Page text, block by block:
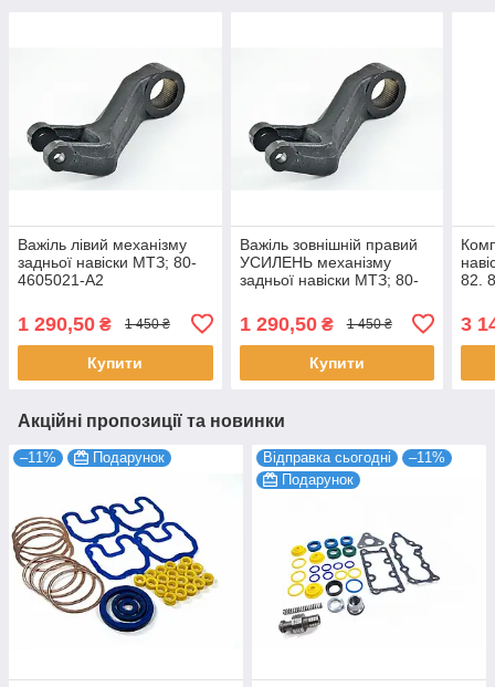
Важіль лівий механізму
задньої навіски МТЗ; 80-
4605021-А2
1 290,50 ₴ 1 450 ₴
Купити
Важіль зовнішній правий
УСИЛЕНЬ механізму
задньої навіски МТЗ; 80-
1 290,50₴ 1 450 ₴
Купити
82.
3
Акційні пропозиції та новинки
–11% Подарунок Відправка сьогодні
–11%
Подарунок